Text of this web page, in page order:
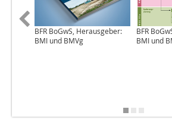
BFR BoGwS, Herausgeber:
BMI und BMVg
BFR
BMI und